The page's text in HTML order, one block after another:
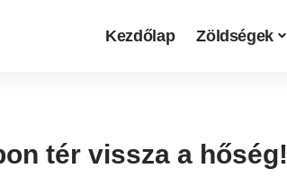
Kezdőlap Zöldségek
tér vissza a hőség!